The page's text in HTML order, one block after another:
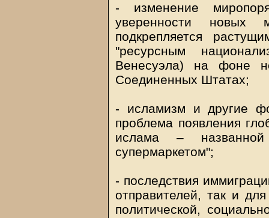
- изменение
уверенности
подкрепляется
"ресурсным
Венесуэла) на фоне
Соединенных Штатах;
- исламизм и другие
проблема появления
ислама –
супермаркетом";
- последствия
отправителей, так и
политической,